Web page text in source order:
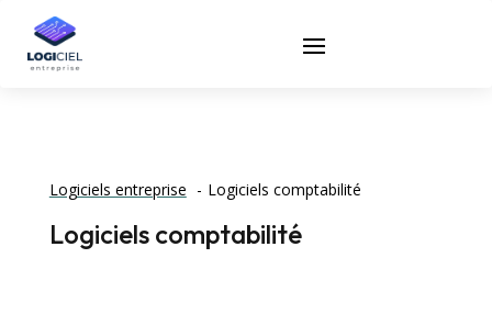
Logiciels entreprise Logiciels comptabilité
Logiciels comptabilité